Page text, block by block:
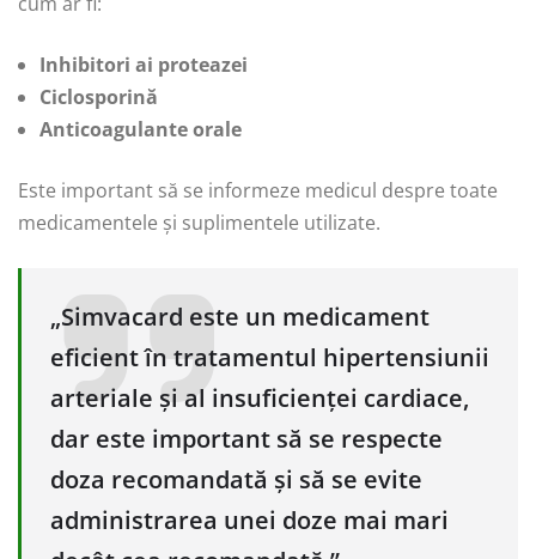
Inhibitori ai proteazei
Ciclosporină
Anticoagulante orale
Este important să se informeze medicul despre toate
medicamentele și suplimentele utilizate.
„Simvacard este un medicament
eficient în tratamentul hipertensiunii
arteriale și al insuficienței cardiace,
dar este important să se respecte
doza recomandată și să se evite
administrarea unei doze mai mari